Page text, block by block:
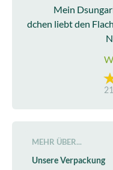
Mein
dchen liebt den
MEHR ÜBER...
Unsere Verpackung